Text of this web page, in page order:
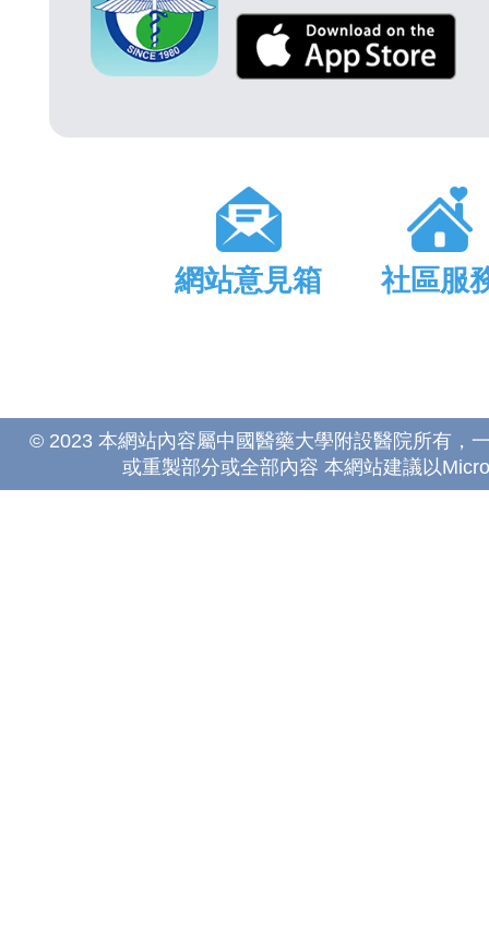
網站意見箱 社區服
© 2023 本網站內容屬中國醫藥大學附設醫院所有，
或重製部分或全部內容 本網站建議以